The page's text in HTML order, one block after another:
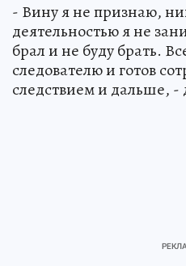
- Вину я не признаю,
деятельностью я не
брал и не буду брать.
следователю и готов
следствием и дальше, -